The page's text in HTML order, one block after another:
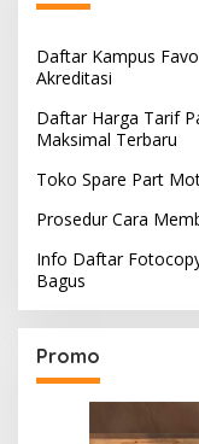
Daftar Kampus
Akreditasi
Daftar Harga Tarif
Maksimal Terbaru
Toko Spare Part
Prosedur Cara
Info Daftar
Bagus
Promo